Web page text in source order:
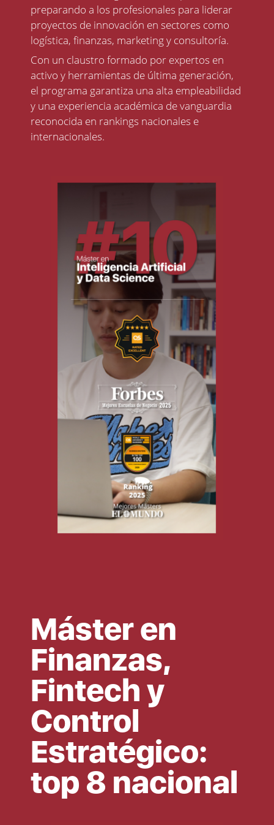
preparando a los profesionales para liderar
proyectos de innovación en sectores como
logística, finanzas, marketing y consultoría.
Con un claustro formado por expertos en
activo y herramientas de última generación,
el programa garantiza una alta empleabilidad
y una experiencia académica de vanguardia
reconocida en rankings nacionales e
internacionales.
Máster en
Finanzas,
Fintech y
Control
Estratégico:
top 8 nacional